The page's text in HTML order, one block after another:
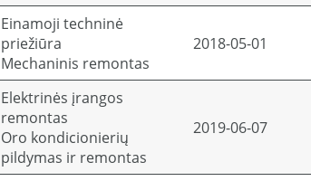
Einamoji techninė
priežiūra
Mechaninis remontas
2018-05-01
Elektrinės įrangos
remontas
Oro kondicionierių
pildymas ir remontas
2019-06-07